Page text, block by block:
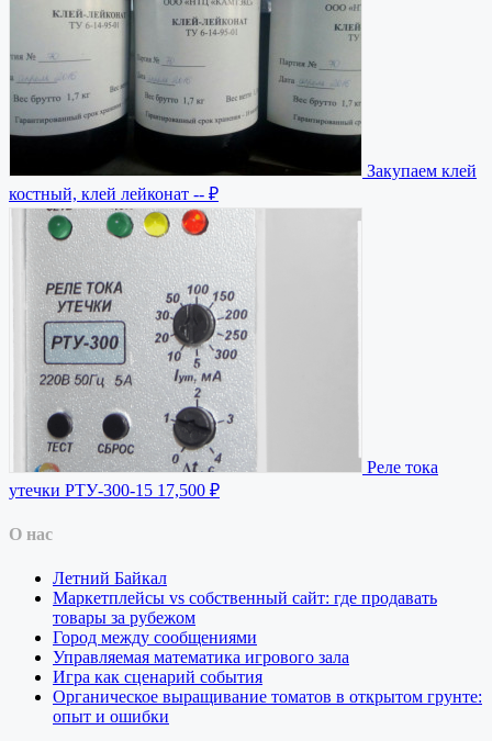
Закупаем клей
костный, клей лейконат -- ₽
Реле тока
утечки РТУ-300-15 17,500 ₽
О нас
Летний Байкал
Маркетплейсы vs собственный сайт: где продавать
товары за рубежом
Город между сообщениями
Управляемая математика игрового зала
Игра как сценарий события
Органическое выращивание томатов в открытом грунте:
опыт и ошибки